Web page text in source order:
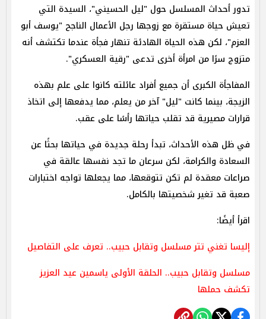
تدور أحداث المسلسل حول "ليل الحسيني"، السيدة التي
تعيش حياة مستقرة مع زوجها رجل الأعمال الناجح "يوسف أبو
العزم"، لكن هذه الحياة الهادئة تنهار فجأة عندما تكتشف أنه
متزوج سرًا من امرأة أخرى تدعى "رقية العسكري".
المفاجأة الكبرى أن جميع أفراد عائلته كانوا على علم بهذه
الزيجة، بينما كانت "ليل" آخر من يعلم، مما يدفعها إلى اتخاذ
قرارات مصيرية قد تقلب حياتها رأسًا على عقب.
في ظل هذه الأحداث، تبدأ رحلة جديدة في حياتها بحثًا عن
السعادة والكرامة، لكن سرعان ما تجد نفسها عالقة في
صراعات معقدة لم تكن تتوقعها، مما يجعلها تواجه اختبارات
صعبة قد تغير شخصيتها بالكامل.
اقرأ أيضًا:
إليسا تغني تتر مسلسل وتقابل حبيب.. تعرف على التفاصيل
مسلسل وتقابل حبيب.. الحلقة الأولى ياسمين عيد العزيز
تكشف حملها